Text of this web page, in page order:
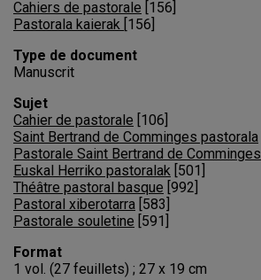
Cahiers de pastorale 156
Pastorala kaierak 156
Type de document
Manuscrit
Sujet
Cahier de pastorale 106
Saint Bertrand de Comminges pastorala
Pastorale Saint Bertrand de Comminges
Euskal Herriko pastoralak 501
Théâtre pastoral basque 992
Pastoral xiberotarra 583
Pastorale souletine 591
Format
1 vol. (27 feuillets) ; 27 x 19 cm